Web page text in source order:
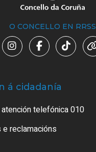
O CONCELLO EN RRSS
á cidadanía
telefónica 010
reclamacións